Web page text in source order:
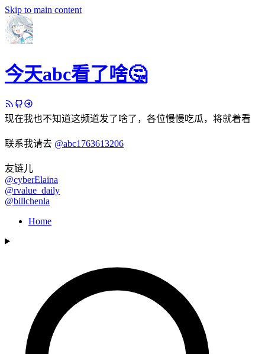
Skip to main content
今天abc看了啥🤔
现在我也不知道这频道发了啥了，各位慢慢吃瓜，将就着看
联系我请去 @abc1763613206
友链儿
@cyberElaina
@rvalue_daily
@billchenla
Home